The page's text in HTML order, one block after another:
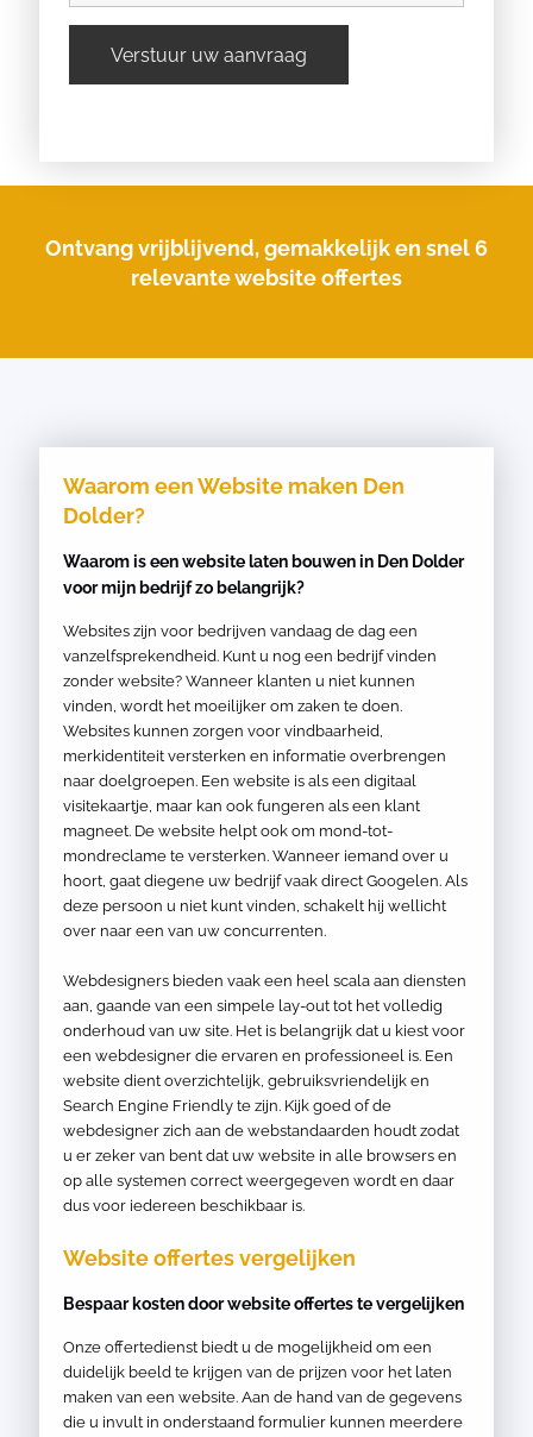
Ontvang vrijblijvend, gemakkelijk en snel 6
relevante website offertes
Waarom een Website maken Den
Dolder?
Waarom is een website laten bouwen in Den Dolder
voor mijn bedrijf zo belangrijk?
Websites zijn voor bedrijven vandaag de dag een
vanzelfsprekendheid. Kunt u nog een bedrijf vinden
zonder website? Wanneer klanten u niet kunnen
vinden, wordt het moeilijker om zaken te doen.
Websites kunnen zorgen voor vindbaarheid,
merkidentiteit versterken en informatie overbrengen
naar doelgroepen. Een website is als een digitaal
visitekaartje, maar kan ook fungeren als een klant
magneet. De website helpt ook om mond-tot-
mondreclame te versterken. Wanneer iemand over u
hoort, gaat diegene uw bedrijf vaak direct Googelen. Als
deze persoon u niet kunt vinden, schakelt hij wellicht
over naar een van uw concurrenten.
Webdesigners bieden vaak een heel scala aan diensten
aan, gaande van een simpele lay-out tot het volledig
onderhoud van uw site. Het is belangrijk dat u kiest voor
een webdesigner die ervaren en professioneel is. Een
website dient overzichtelijk, gebruiksvriendelijk en
Search Engine Friendly te zijn. Kijk goed of de
webdesigner zich aan de webstandaarden houdt zodat
u er zeker van bent dat uw website in alle browsers en
op alle systemen correct weergegeven wordt en daar
dus voor iedereen beschikbaar is.
Website offertes vergelijken
Bespaar kosten door website offertes te vergelijken
Onze offertedienst biedt u de mogelijkheid om een
duidelijk beeld te krijgen van de prijzen voor het laten
maken van een website. Aan de hand van de gegevens
die u invult in onderstaand formulier kunnen meerdere